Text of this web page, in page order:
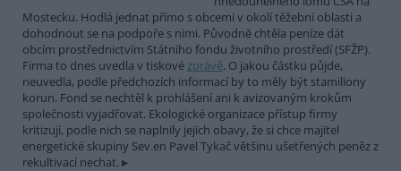
Mostecku. Hodlá jednat přímo s obcemi v okolí těžební oblasti a
dohodnout se na podpoře s nimi. Původně chtěla peníze dát
obcím prostřednictvím Státního fondu životního prostředí (SFŽP).
Firma to dnes uvedla v tiskovézprávě. O jakou částku půjde,
neuvedla, podle předchozích informací by to měly být stamiliony
korun. Fond se nechtěl k prohlášení ani k avizovaným krokům
společnosti vyjadřovat. Ekologické organizace přístup firmy
kritizují, podle nich se naplnily jejich obavy, že si chce majitel
energetické skupiny Sev.en Pavel Tykač většinu ušetřených peněz z
rekultivací nechat.